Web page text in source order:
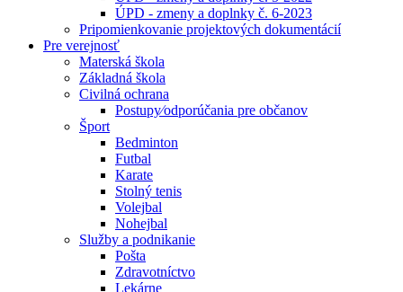
ÚPD - zmeny a doplnky č. 6-2023
Pripomienkovanie projektových dokumentácií
Pre verejnosť
Materská škola
Základná škola
Civilná ochrana
Postupy⁄odporúčania pre občanov
Šport
Bedminton
Futbal
Karate
Stolný tenis
Volejbal
Nohejbal
Služby a podnikanie
Pošta
Zdravotníctvo
Lekárne